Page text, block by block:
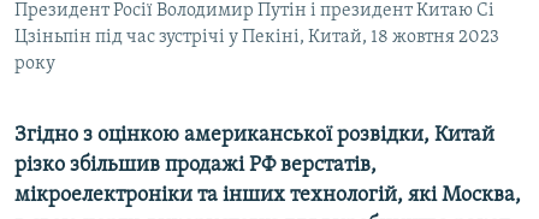
ІНФОГРАФІКА
ДОЛУЧАЙСЯ!
Усі сайти RFE/RL
Президент Росії Володимир Путін і президент Китаю Сі
Цзіньпін під час зустрічі у Пекіні, Китай, 18 жовтня 2023
року
Згідно з оцінкою американської розвідки, Китай
різко збільшив продажі РФ верстатів,
мікроелектроніки та інших технологій, які Москва,